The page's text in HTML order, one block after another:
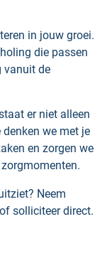
in jouw groei.
die passen
vanuit de
er niet alleen
we met je
en zorgen we
Neem
solliciteer direct.